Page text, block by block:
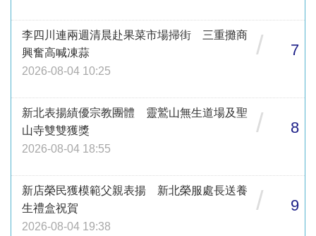
李四川連兩週清晨赴果菜市場掃街 三重攤商
興奮高喊凍蒜
2026-08-04 10:25
/ 7
新北表揚績優宗教團體 靈鷲山無生道場及聖
山寺雙雙獲獎
2026-08-04 18:55
/ 8
新店榮民獲模範父親表揚 新北榮服處長送養
生禮盒祝賀
2026-08-04 19:38
/ 9